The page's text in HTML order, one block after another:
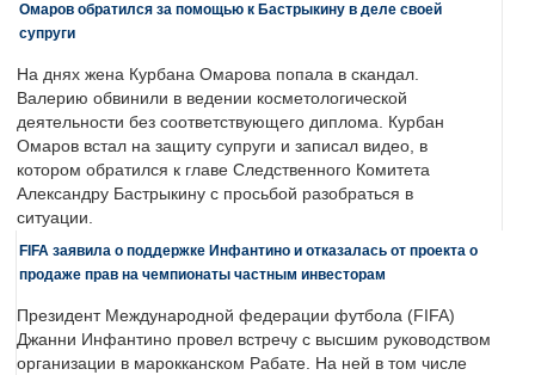
Омаров обратился за помощью к Бастрыкину в деле своей
супруги
На днях жена Курбана Омарова попала в скандал.
Валерию обвинили в ведении косметологической
деятельности без соответствующего диплома. Курбан
Омаров встал на защиту супруги и записал видео, в
котором обратился к главе Следственного Комитета
Александру Бастрыкину с просьбой разобраться в
ситуации.
FIFA заявила о поддержке Инфантино и отказалась от проекта о
продаже прав на чемпионаты частным инвесторам
Президент Международной федерации футбола (FIFA)
Джанни Инфантино провел встречу с высшим руководством
организации в марокканском Рабате. На ней в том числе